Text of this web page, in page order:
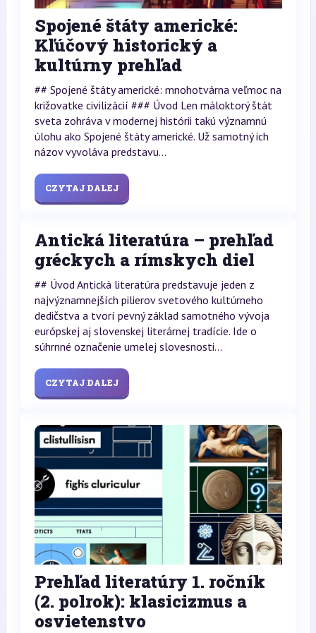
Spojené štáty americké:
Kľúčový historický a
kultúrny prehľad
## Spojené štáty americké: mnohotvárna veľmoc na
križovatke civilizácií ### Úvod Len máloktorý štát
sveta zohráva v modernej histórii takú významnú
úlohu ako Spojené štáty americké. Už samotný ich
názov vyvoláva predstavu...
CZYTAJ DALEJ
Antická literatúra – prehľad
gréckych a rímskych diel
## Úvod Antická literatúra predstavuje jeden z
najvýznamnejších pilierov svetového kultúrneho
dedičstva a tvorí pevný základ samotného vývoja
európskej aj slovenskej literárnej tradície. Ide o
súhrnné označenie umelej slovesnosti...
CZYTAJ DALEJ
Prehľad literatúry 1. ročník
(2. polrok): klasicizmus a
osvietenstvo